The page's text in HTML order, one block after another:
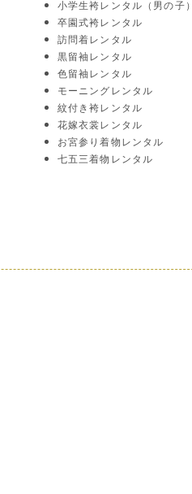
小学生袴レンタル（男の子）
卒園式袴レンタル
訪問着レンタル
黒留袖レンタル
色留袖レンタル
モーニングレンタル
紋付き袴レンタル
花嫁衣裳レンタル
お宮参り着物レンタル
七五三着物レンタル